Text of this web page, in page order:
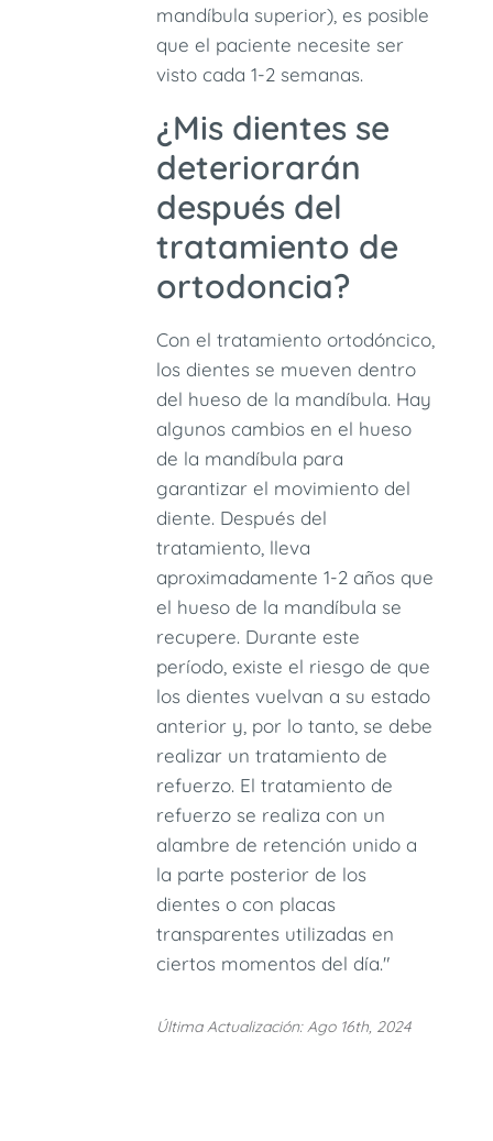
mandíbula superior), es posible
que el paciente necesite ser
visto cada 1-2 semanas.
¿Mis dientes se
deteriorarán
después del
tratamiento de
ortodoncia?
Con el tratamiento ortodóncico,
los dientes se mueven dentro
del hueso de la mandíbula. Hay
algunos cambios en el hueso
de la mandíbula para
garantizar el movimiento del
diente. Después del
tratamiento, lleva
aproximadamente 1-2 años que
el hueso de la mandíbula se
recupere. Durante este
período, existe el riesgo de que
los dientes vuelvan a su estado
anterior y, por lo tanto, se debe
realizar un tratamiento de
refuerzo. El tratamiento de
refuerzo se realiza con un
alambre de retención unido a
la parte posterior de los
dientes o con placas
transparentes utilizadas en
ciertos momentos del día."
Última Actualización: Ago 16th, 2024